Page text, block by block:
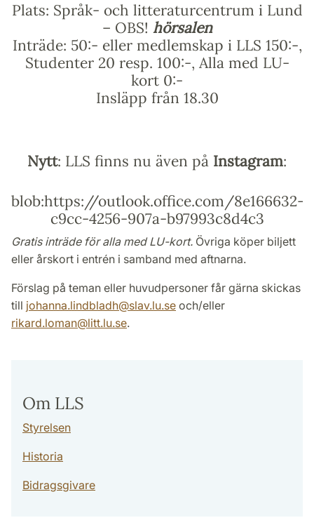
Plats: Språk- och litteraturcentrum i Lund
– OBS! hörsalen
Inträde: 50:- eller medlemskap i LLS 150:-,
Studenter 20 resp. 100:-, Alla med LU-
kort 0:-
Insläpp från 18.30
Nytt: LLS finns nu även på Instagram:
blob:https://outlook.office.com/8e166632-
c9cc-4256-907a-b97993c8d4c3
Gratis inträde för alla med LU-kort. Övriga köper biljett
eller årskort i entrén i samband med aftnarna.
Förslag på teman eller huvudpersoner får gärna skickas
till johanna.lindbladh@slav.lu.se och/eller
rikard.loman@litt.lu.se.
Om LLS
Styrelsen
Historia
Bidragsgivare